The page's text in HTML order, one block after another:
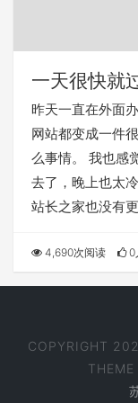
一天很快就
昨天一直在外面
网站都变成一件
么事情。 我也感
去了，晚上也太
站长之家也没有
4,690次阅读 0
COPYRIGHT
THEME